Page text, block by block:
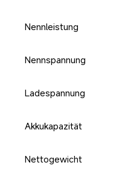
Nennleistung
Nennspannung
Ladespannung
Akkukapazität
Nettogewicht